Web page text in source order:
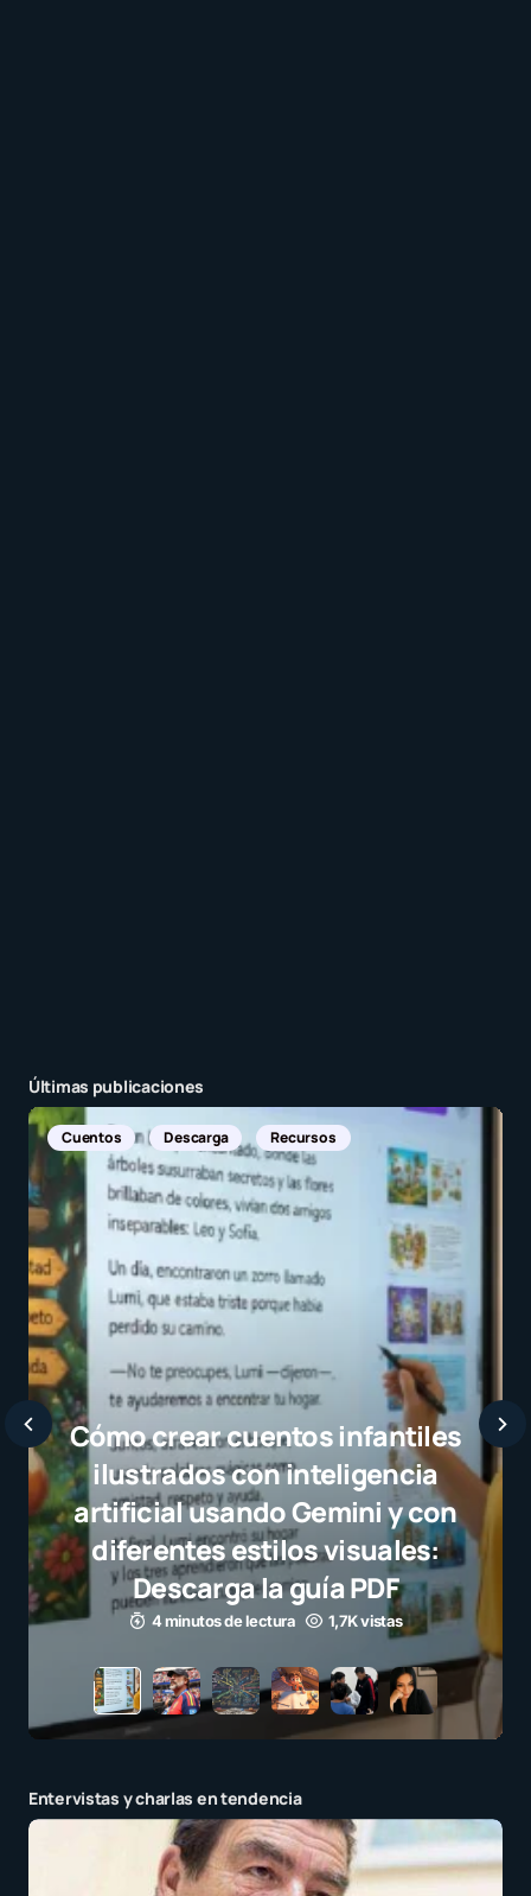
Últimas publicaciones
Noticias Internacionales
Javier Bardem elogia a la
selección campeona y
el juego limpio como
para millones de niños
3 minutos de lectura 1,1K vistas
Entervistas y charlas en tendencia